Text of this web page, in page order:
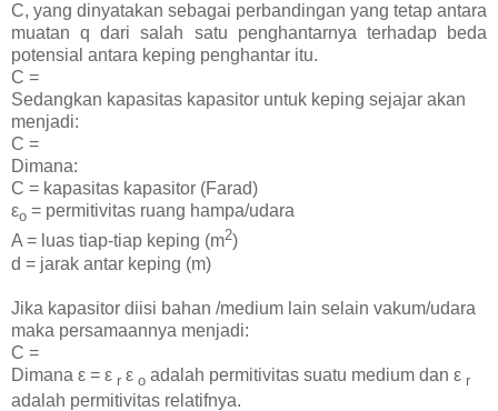
C, yang dinyatakan sebagai perbandingan yang tetap antara
muatan q dari salah satu penghantarnya terhadap beda
potensial antara keping penghantar itu.
C =
Sedangkan kapasitas kapasitor untuk keping sejajar akan
menjadi:
C =
Dimana:
C = kapasitas kapasitor (Farad)
εo = permitivitas ruang hampa/udara
A = luas tiap-tiap keping (m2)
d = jarak antar keping (m)
Jika kapasitor diisi bahan /medium lain selain vakum/udara
maka persamaannya menjadi:
C =
Dimana ε = ε r ε o adalah permitivitas suatu medium dan ε r
adalah permitivitas relatifnya.